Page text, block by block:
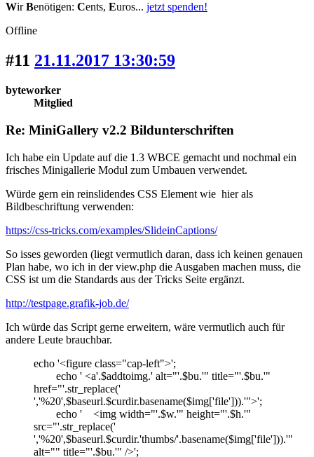
WirBenötigen: Cents, Euros... jetzt spenden!
Offline
#11 21.11.2017 13:30:59
byteworker
Mitglied
Re: MiniGallery v2.2 Bildunterschriften
Ich habe ein Update auf die 1.3 WBCE gemacht und nochmal ein
frisches Minigallerie Modul zum Umbauen verwendet.
Würde gern ein reinslidendes CSS Element wie hier als
Bildbeschriftung verwenden:
https://css-tricks.com/examples/SlideinCaptions/
So isses geworden (liegt vermutlich daran, dass ich keinen genauen
Plan habe, wo ich in der view.php die Ausgaben machen muss, die
CSS ist um die Standards aus der Tricks Seite ergänzt.
http://testpage.grafik-job.de/
Ich würde das Script gerne erweitern, wäre vermutlich auch für
andere Leute brauchbar.
echo '<figure class="cap-left">';
echo ' <a'.$addtoimg.' alt="'.$bu.'" title="'.$bu.'"
href="'.str_replace('
','%20',$baseurl.$curdir.basename($img['file'])).'">';
echo ' <img width="'.$w.'" height="'.$h.'"
src="'.str_replace('
','%20',$baseurl.$curdir.'thumbs/'.basename($img['file'])).'"
alt="" title="'.$bu.'" />';